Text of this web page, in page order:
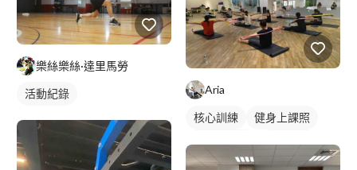
樂絲樂絲·達里馬勞
活動紀錄 Aria
核心訓練
健身上課照